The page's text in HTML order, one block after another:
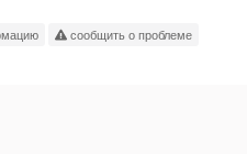
сообщить о проблеме